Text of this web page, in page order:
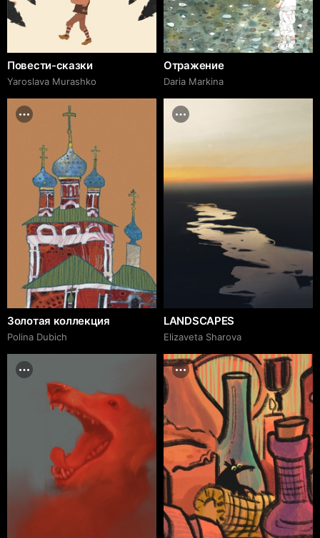
Повести-сказки
Yaroslava Murashko
Отражение
Daria Markina
Золотая коллекция
Polina Dubich
LANDSCAPES
Elizaveta Sharova